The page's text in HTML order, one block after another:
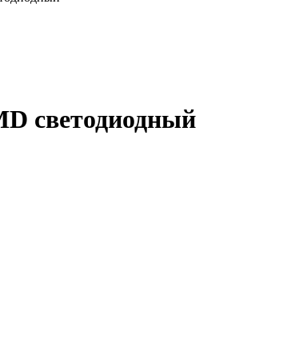
светодиодный